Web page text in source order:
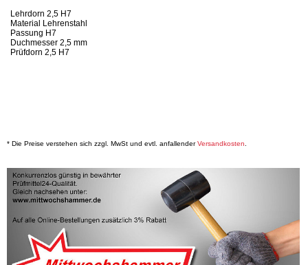
Lehrdorn 2,5 H7
Material Lehrenstahl
Passung H7
Duchmesser 2,5 mm
Prüfdorn 2,5 H7
* Die Preise verstehen sich zzgl. MwSt und evtl. anfallenderVersandkosten